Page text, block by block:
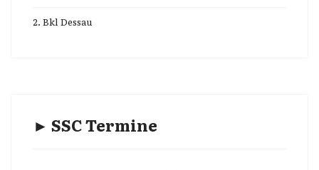
2. Bkl Dessau
► SSC Termine